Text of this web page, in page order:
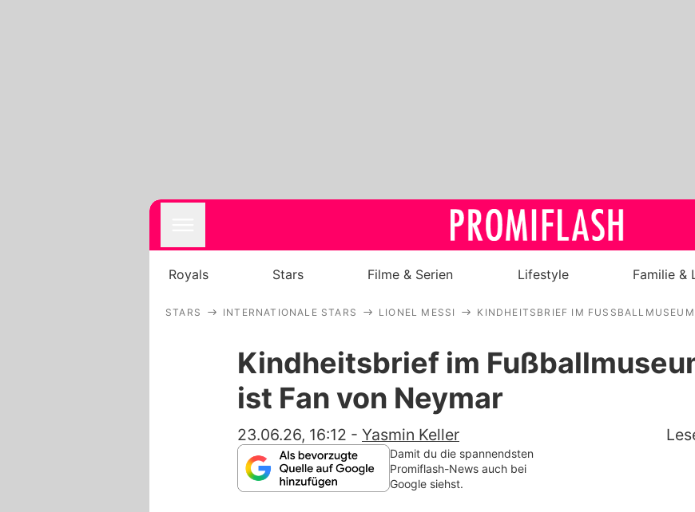
Royals
Stars
Familie & Liebe
Royals Stars Filme & Serien Lifestyle Familie &
STARS INTERNATIONALE STARS LIONEL MESSI KINDHEITSBRIEF IM
Kindheitsbrief im
ist Fan von Neymar
23.06.26, 16:12 - Yasmin Keller
Damit du die spannendsten
Promiflash-News auch bei
Google siehst.